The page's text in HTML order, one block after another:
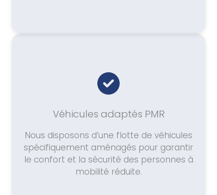
Véhicules adaptés PMR
Nous disposons d’une flotte de véhicules
spécifiquement aménagés pour garantir
le confort et la sécurité des personnes à
mobilité réduite.